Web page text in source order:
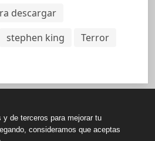
descargar
stephen king
Terror
de terceros para mejorar tu
consideramos que aceptas